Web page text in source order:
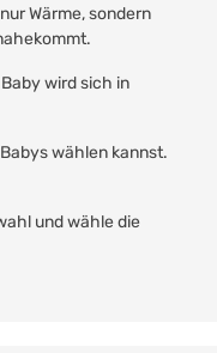
Wärme, sondern
wird sich in
wählen kannst.
und wähle die